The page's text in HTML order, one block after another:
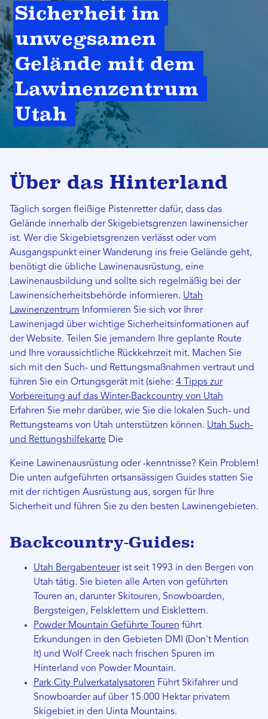
Sicherheit im
unwegsamen
Gelände mit dem
Lawinenzentrum
Utah
Über das Hinterland
Täglich sorgen fleißige Pistenretter dafür, dass das
Gelände innerhalb der Skigebietsgrenzen lawinensicher
ist. Wer die Skigebietsgrenzen verlässt oder vom
Ausgangspunkt einer Wanderung ins freie Gelände geht,
benötigt die übliche Lawinenausrüstung, eine
Lawinenausbildung und sollte sich regelmäßig bei der
Lawinensicherheitsbehörde informieren. Utah
Lawinenzentrum Informieren Sie sich vor Ihrer
Lawinenjagd über wichtige Sicherheitsinformationen auf
der Website. Teilen Sie jemandem Ihre geplante Route
und Ihre voraussichtliche Rückkehrzeit mit. Machen Sie
sich mit den Such- und Rettungsmaßnahmen vertraut und
führen Sie ein Ortungsgerät mit (siehe: 4 Tipps zur
Vorbereitung auf das Winter-Backcountry von Utah
Erfahren Sie mehr darüber, wie Sie die lokalen Such- und
Rettungsteams von Utah unterstützen können. Utah Such-
und Rettungshilfekarte Die
Keine Lawinenausrüstung oder -kenntnisse? Kein Problem!
Die unten aufgeführten ortsansässigen Guides statten Sie
mit der richtigen Ausrüstung aus, sorgen für Ihre
Sicherheit und führen Sie zu den besten Lawinengebieten.
Backcountry-Guides:
Utah Bergabenteuerist seit 1993 in den Bergen von
Utah tätig. Sie bieten alle Arten von geführten
Touren an, darunter Skitouren, Snowboarden,
Bergsteigen, Felsklettern und Eisklettern.
Powder Mountain Geführte Touren führt
Erkundungen in den Gebieten DMI (Don't Mention
It) und Wolf Creek nach frischen Spuren im
Hinterland von Powder Mountain.
Park City Pulverkatalysatoren Führt Skifahrer und
Snowboarder auf über 15.000 Hektar privatem
Skigebiet in den Uinta Mountains.